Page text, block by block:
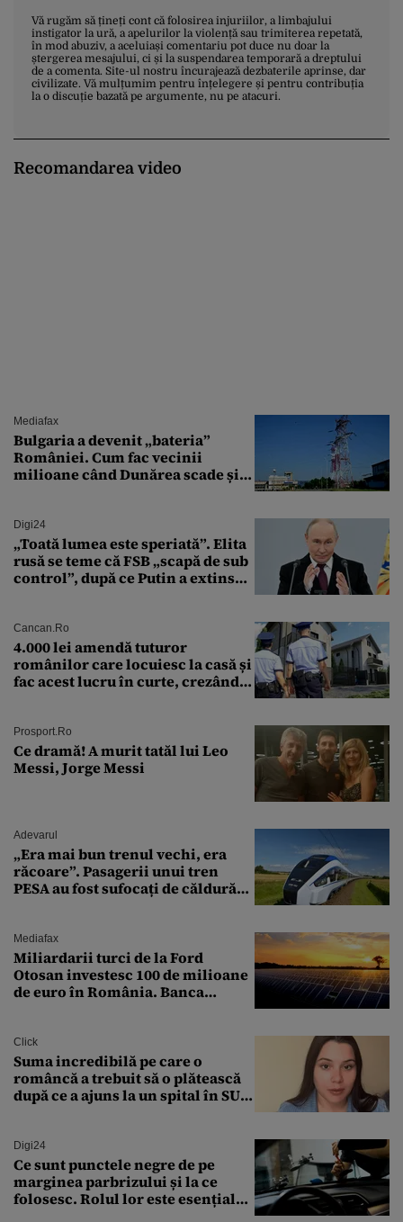
Vă rugăm să țineți cont că folosirea injuriilor, a limbajului
instigator la ură, a apelurilor la violență sau trimiterea repetată,
în mod abuziv, a aceluiași comentariu pot duce nu doar la
ștergerea mesajului, ci și la suspendarea temporară a dreptului
de a comenta. Site-ul nostru încurajează dezbaterile aprinse, dar
civilizate. Vă mulțumim pentru înțelegere și pentru contribuția
la o discuție bazată pe argumente, nu pe atacuri.
Recomandarea video
Mediafax
Bulgaria a devenit „bateria”
României. Cum fac vecinii
milioane când Dunărea scade și
Digi24
„Toată lumea este speriată”. Elita
rusă se teme că FSB „scapă de sub
control”, după ce Putin a extins
Cancan.ro
4.000 lei amendă tuturor
românilor care locuiesc la casă și
fac acest lucru în curte, crezând
Prosport.ro
Ce dramă! A murit tatăl lui Leo
Messi, Jorge Messi
Adevarul
„Era mai bun trenul vechi, era
răcoare”. Pasagerii unui tren
PESA au fost sufocați de căldură
Mediafax
Miliardarii turci de la Ford
Otosan investesc 100 de milioane
de euro în România. Banca
Click
Suma incredibilă pe care o
româncă a trebuit să o plătească
după ce a ajuns la un spital în SUA:
Digi24
Ce sunt punctele negre de pe
marginea parbrizului și la ce
folosesc. Rolul lor este esențial